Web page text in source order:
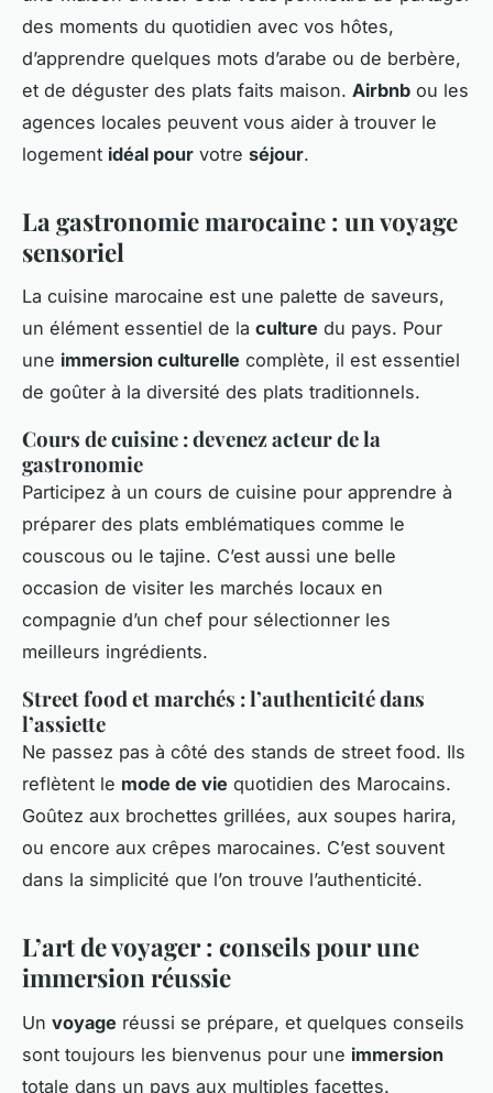
des moments du quotidien avec vos hôtes,
d’apprendre quelques mots d’arabe ou de berbère,
et de déguster des plats faits maison. Airbnb ou les
agences locales peuvent vous aider à trouver le
logement idéal pour votre séjour.
La gastronomie marocaine : un voyage
sensoriel
La cuisine marocaine est une palette de saveurs,
un élément essentiel de la culture du pays. Pour
une immersion culturelle complète, il est essentiel
de goûter à la diversité des plats traditionnels.
Cours de cuisine : devenez acteur de la
gastronomie
Participez à un cours de cuisine pour apprendre à
préparer des plats emblématiques comme le
couscous ou le tajine. C’est aussi une belle
occasion de visiter les marchés locaux en
compagnie d’un chef pour sélectionner les
meilleurs ingrédients.
Street food et marchés : l’authenticité dans
l’assiette
Ne passez pas à côté des stands de street food. Ils
reflètent le mode de vie quotidien des Marocains.
Goûtez aux brochettes grillées, aux soupes harira,
ou encore aux crêpes marocaines. C’est souvent
dans la simplicité que l’on trouve l’authenticité.
L’art de voyager : conseils pour une
immersion réussie
Un voyage réussi se prépare, et quelques conseils
sont toujours les bienvenus pour une immersion
totale dans un pays aux multiples facettes.